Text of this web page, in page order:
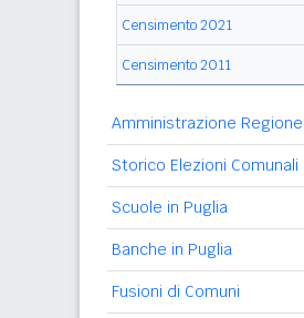
Censimento 2021
Censimento 2011
Amministrazione Regione
Storico Elezioni Comunali
Scuole in Puglia
Banche in Puglia
Fusioni di Comuni